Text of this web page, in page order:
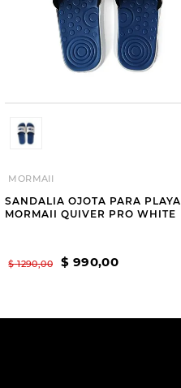
MORMAII
SANDALIA OJOTA PARA PLAYA
MORMAII QUIVER PRO WHITE
$ 1290,00 $ 990,00